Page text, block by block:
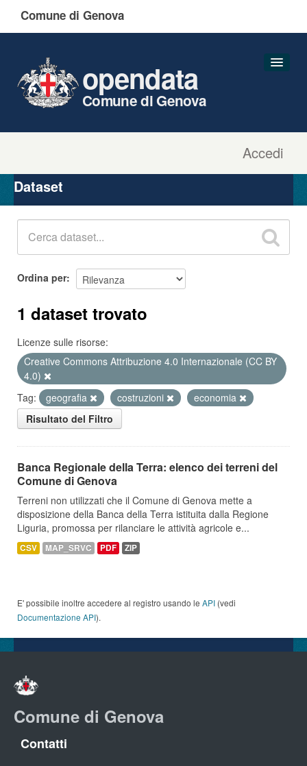
Comune di Genova
Accedi
opendata
Comune di Genova
Organizzazioni
Gruppi
Dataset
Ordina per
1 dataset trovato
Licenze sulle risorse:
Creative Commons Attribuzione 4.0 Internazionale (CC BY
4.0)
Tag:
geografia costruzioni
economia
Risultato del Filtro
Banca Regionale della Terra: elenco dei terreni del
Comune di Genova
Terreni non utilizzati che il Comune di Genova mette a
disposizione della Banca della Terra istituita dalla Regione
Liguria, promossa per rilanciare le attività agricole e...
CSV MAP_SRVC PDF ZIP
E' possibile inoltre accedere al registro usando le API (vedi
Documentazione API).
Comune di Genova
Contatti